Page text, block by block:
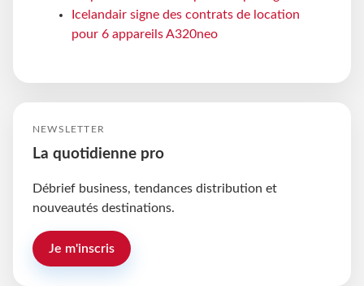
Icelandair signe des contrats de location
pour 6 appareils A320neo
NEWSLETTER
La quotidienne pro
Débrief business, tendances distribution et
nouveautés destinations.
Je m'inscris